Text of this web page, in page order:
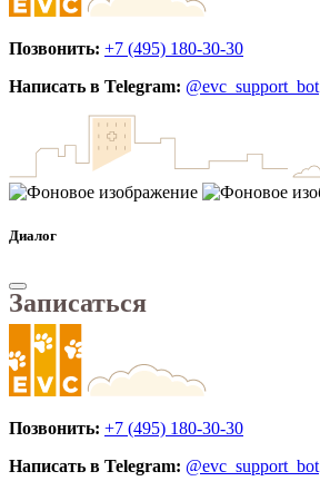
Позвонить: +7 (495) 180-30-30
Написать в Telegram: @evc_support_bot
Диалог
Записаться
Позвонить: +7 (495) 180-30-30
Написать в Telegram: @evc_support_bot